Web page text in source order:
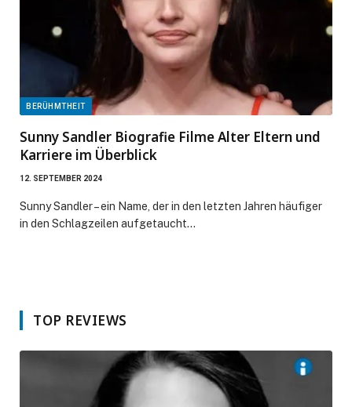
BERÜHMTHEIT
Sunny Sandler Biografie Filme Alter Eltern und
Karriere im Überblick
12. SEPTEMBER 2024
Sunny Sandler – ein Name, der in den letzten Jahren häufiger
in den Schlagzeilen aufgetaucht…
TOP REVIEWS